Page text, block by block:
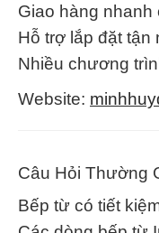
Giao hàng nhanh
Hỗ trợ lắp đặt tận
Nhiều chương
Website:
Câu Hỏi Thường
Bếp từ có tiết